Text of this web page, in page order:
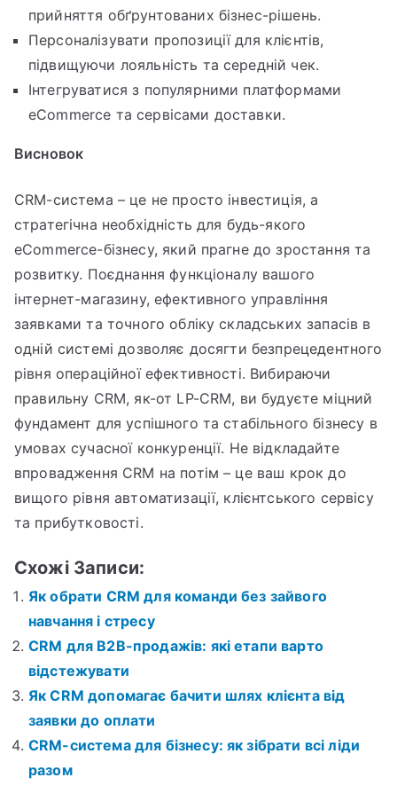
прийняття обґрунтованих бізнес-рішень.
Персоналізувати пропозиції для клієнтів,
підвищуючи лояльність та середній чек.
Інтегруватися з популярними платформами
eCommerce та сервісами доставки.
Висновок
CRM-система – це не просто інвестиція, а
стратегічна необхідність для будь-якого
eCommerce-бізнесу, який прагне до зростання та
розвитку. Поєднання функціоналу вашого
інтернет-магазину, ефективного управління
заявками та точного обліку складських запасів в
одній системі дозволяє досягти безпрецедентного
рівня операційної ефективності. Вибираючи
правильну CRM, як-от LP-CRM, ви будуєте міцний
фундамент для успішного та стабільного бізнесу в
умовах сучасної конкуренції. Не відкладайте
впровадження CRM на потім – це ваш крок до
вищого рівня автоматизації, клієнтського сервісу
та прибутковості.
Схожі Записи:
Як обрати CRM для команди без зайвого
навчання і стресу
CRM для B2B-продажів: які етапи варто
відстежувати
Як CRM допомагає бачити шлях клієнта від
заявки до оплати
CRM-система для бізнесу: як зібрати всі ліди
разом